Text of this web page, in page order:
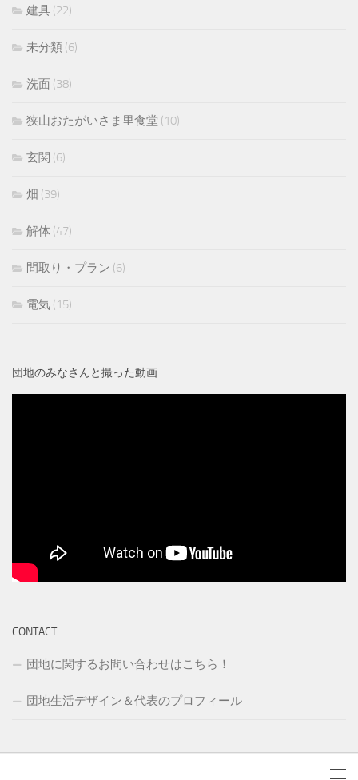
建具 (22)
未分類 (6)
洗面 (38)
狭山おたがいさま里食堂 (10)
玄関 (6)
畑 (39)
解体 (47)
間取り・プラン (6)
電気 (15)
団地のみなさんと撮った動画
CONTACT
団地に関するお問い合わせはこちら！
団地生活デザイン＆代表のプロフィール